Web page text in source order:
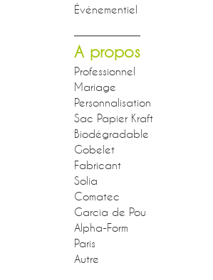
Événementiel
A propos
Professionnel
Mariage
Personnalisation
Sac Papier Kraft
Biodégradable
Gobelet
Fabricant
Solia
Comatec
Garcia de Pou
Alpha-Form
Paris
Autre